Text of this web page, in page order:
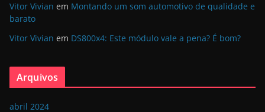
Vitor Vivian em Montando um som automotivo de qualidade e
barato
Vitor Vivian em DS800x4: Este módulo vale a pena? É bom?
Arquivos
abril 2024